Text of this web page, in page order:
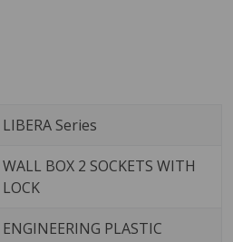
LIBERA Series
WALL BOX 2 SOCKETS WITH
LOCK
ENGINEERING PLASTIC